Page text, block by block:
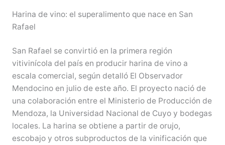
Harina de vino: el superalimento que nace en San
Rafael
San Rafael se convirtió en la primera región
vitivinícola del país en producir harina de vino a
escala comercial, según detalló El Observador
Mendocino en julio de este año. El proyecto nació de
una colaboración entre el Ministerio de Producción de
Mendoza, la Universidad Nacional de Cuyo y bodegas
locales. La harina se obtiene a partir de orujo,
escobajo y otros subproductos de la vinificación que